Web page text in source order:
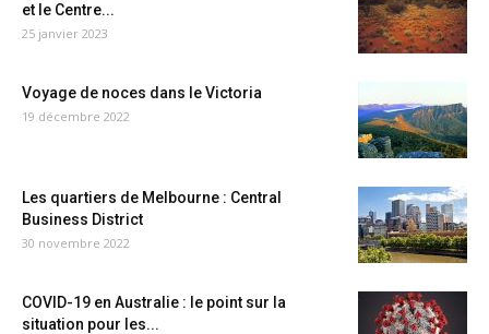
et le Centre...
25 janvier 2023
Voyage de noces dans le Victoria
19 décembre 2022
Les quartiers de Melbourne : Central
Business District
30 novembre 2022
COVID-19 en Australie : le point sur la
situation pour les...